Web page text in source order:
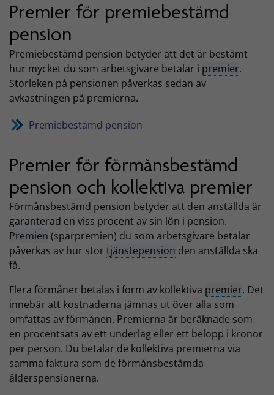
Premier för premiebestämd
pension
Premiebestämd pension betyder att det är bestämt
hur mycket du som arbetsgivare betalar i premier.
Storleken på pensionen påverkas sedan av
avkastningen på premierna.
Premiebestämd pension
Premier för förmånsbestämd
pension och kollektiva premier
Förmånsbestämd pension betyder att den anställda är
garanterad en viss procent av sin lön i pension.
Premien (sparpremien) du som arbetsgivare betalar
påverkas av hur stor tjänstepension den anställda ska
få.
Flera förmåner betalas i form av kollektiva premier. Det
innebär att kostnaderna jämnas ut över alla som
omfattas av förmånen. Premierna är beräknade som
en procentsats av ett underlag eller ett belopp i kronor
per person. Du betalar de kollektiva premierna via
samma faktura som de förmånsbestämda
ålderspensionerna.